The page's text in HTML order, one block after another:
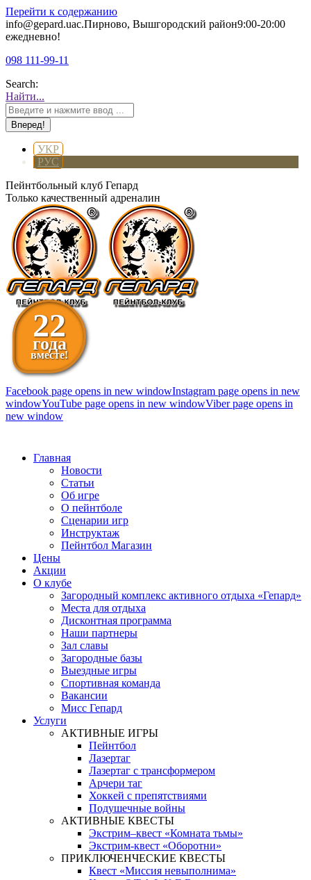
Перейти к содержанию
info@gepard.uaс.Пирново, Вышгородский район9:00-20:00
ежедневно!
098 111-99-11
Search:
Найти...
УКР
РУС
Пейнтбольный клуб Гепард
Только качественный адреналин
22
года
вместе!
Facebook page opens in new windowInstagram page opens in new
windowYouTube page opens in new windowViber page opens in
new window
Главная
Новости
Статьи
Об игре
О пейнтболе
Сценарии игр
Инструктаж
Пейнтбол Магазин
Цены
Акции
О клубе
Загородный комплекс активного отдыха «Гепард»
Места для отдыха
Дисконтная программа
Наши партнеры
Зал славы
Загородные базы
Выездные игры
Спортивная команда
Вакансии
Мисс Гепард
Услуги
АКТИВНЫЕ ИГРЫ
Пейнтбол
Лазертаг
Лазертаг с трансформером
Арчери таг
Хоккей с препятствиями
Подушечные войны
АКТИВНЫЕ КВЕСТЫ
Экстрим–квест «Комната тьмы»
Экстрим-квест «Оборотни»
ПРИКЛЮЧЕНЧЕСКИЕ КВЕСТЫ
Квест «Миссия невыполнима»